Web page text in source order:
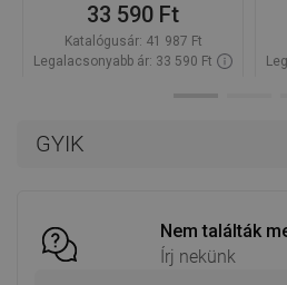
GYIK
Nem találták
Írj nekünk
33 590 Ft
Katalógusár: 41 987 Ft
Legalacsonyabb ár: 33 590 Ft